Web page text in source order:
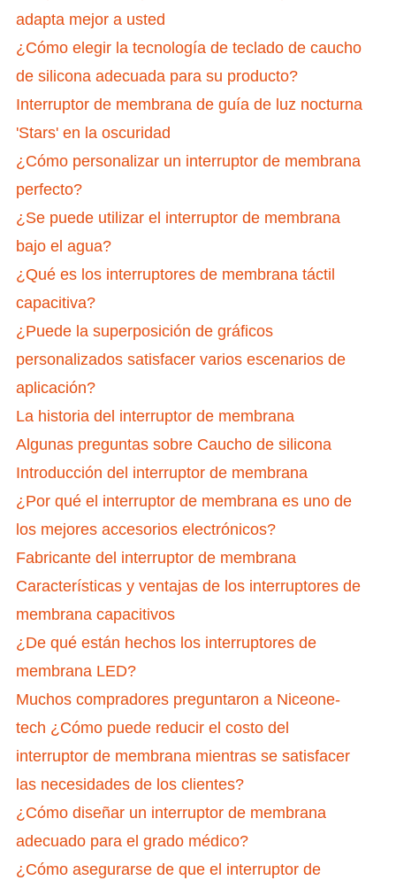
adapta mejor a usted
¿Cómo elegir la tecnología de teclado de caucho
de silicona adecuada para su producto?
Interruptor de membrana de guía de luz nocturna
'Stars' en la oscuridad
¿Cómo personalizar un interruptor de membrana
perfecto?
¿Se puede utilizar el interruptor de membrana
bajo el agua?
¿Qué es los interruptores de membrana táctil
capacitiva?
¿Puede la superposición de gráficos
personalizados satisfacer varios escenarios de
aplicación?
La historia del interruptor de membrana
Algunas preguntas sobre Caucho de silicona
Introducción del interruptor de membrana
¿Por qué el interruptor de membrana es uno de
los mejores accesorios electrónicos?
Fabricante del interruptor de membrana
Características y ventajas de los interruptores de
membrana capacitivos
¿De qué están hechos los interruptores de
membrana LED?
Muchos compradores preguntaron a Niceone-
tech ¿Cómo puede reducir el costo del
interruptor de membrana mientras se satisfacer
las necesidades de los clientes?
¿Cómo diseñar un interruptor de membrana
adecuado para el grado médico?
¿Cómo asegurarse de que el interruptor de